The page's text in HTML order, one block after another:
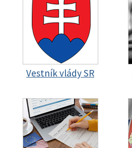
Vestník vlády SR